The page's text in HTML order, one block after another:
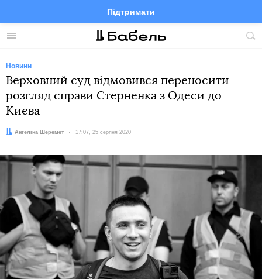
Меню
Підтримати
FacebookTelegramTwitter
Новини
Верховний суд відмовився переносити
розгляд справи Стерненка з Одеси до
Києва
Автор:
Ангеліна Шеремет Дата:
17:07, 25 серпня 2020